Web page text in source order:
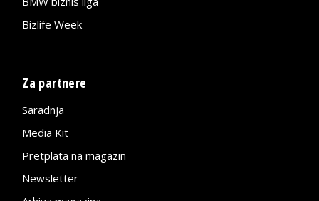
Bizlife Week
Za partnere
Saradnja
Media Kit
Pretplata na magazin
Newsletter